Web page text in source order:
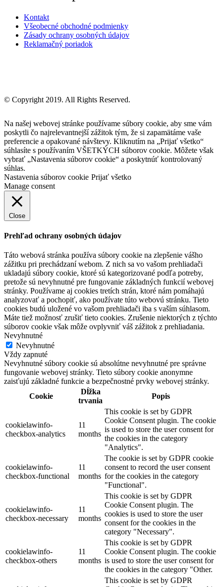
Kontakt
Všeobecné obchodné podmienky
Zásady ochrany osobných údajov
Reklamačný poriadok
© Copyright 2019. All Rights Reserved.
Na našej webovej stránke používame súbory cookie, aby sme vám
poskytli čo najrelevantnejší zážitok tým, že si zapamätáme vaše
preferencie a opakované návštevy. Kliknutím na „Prijať všetko“
súhlasíte s používaním VŠETKÝCH súborov cookie. Môžete však
vybrať „Nastavenia súborov cookie“ a poskytnúť kontrolovaný
súhlas.
Nastavenia súborov cookie Prijať všetko
Manage consent
Close
Prehľad ochrany osobných údajov
Táto webová stránka používa súbory cookie na zlepšenie vášho
zážitku pri prechádzaní webom. Z nich sa vo vašom prehliadači
ukladajú súbory cookie, ktoré sú kategorizované podľa potreby,
pretože sú nevyhnutné pre fungovanie základných funkcií webovej
stránky. Používame aj cookies tretích strán, ktoré nám pomáhajú
analyzovať a pochopiť, ako používate túto webovú stránku. Tieto
cookies budú uložené vo vašom prehliadači iba s vaším súhlasom.
Máte tiež možnosť zrušiť tieto cookies. Zrušenie niektorých z týchto
súborov cookie však môže ovplyvniť váš zážitok z prehliadania.
Nevyhnutné
Nevyhnutné
Vždy zapnuté
Nevyhnutné súbory cookie sú absolútne nevyhnutné pre správne
fungovanie webovej stránky. Tieto súbory cookie anonymne
zaisťujú základné funkcie a bezpečnostné prvky webovej stránky.
Cookie
Dĺžka
trvania
Popis
cookielawinfo-
checkbox-analytics
11
months
This cookie is set by GDPR
Cookie Consent plugin. The cookie
is used to store the user consent for
the cookies in the category
"Analytics".
cookielawinfo-
checkbox-functional
11
months
The cookie is set by GDPR cookie
consent to record the user consent
for the cookies in the category
"Functional".
cookielawinfo-
checkbox-necessary
11
months
This cookie is set by GDPR
Cookie Consent plugin. The
cookies is used to store the user
consent for the cookies in the
category "Necessary".
cookielawinfo-
checkbox-others
11
months
This cookie is set by GDPR
Cookie Consent plugin. The cookie
is used to store the user consent for
the cookies in the category "Other.
This cookie is set by GDPR